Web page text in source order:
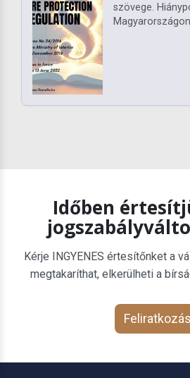
szövege.
Magyarországon
Időben
Kérje INGYENES értesítőnket a
megtakaríthat, elkerülheti a
Feliratkozás